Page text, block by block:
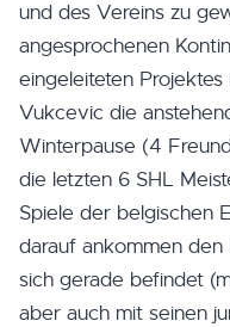
und des Vereins zu
angesprochenen
eingeleiteten
Vukcevic die
Winterpause (4
die letzten 6 SHL
Spiele der belgischen
darauf ankommen
sich gerade befindet
aber auch mit seinen